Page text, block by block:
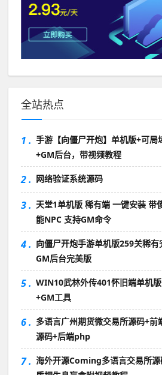
全站热点
1 . 手游【向僵尸开炮】单机版+可局
+GM后台，带视频教程
2 . 网络验证系统源码
3 . 天堂1单机版 稀有端 一键安装 带
能NPC 支持GM命令
4 . 向僵尸开炮手游单机版259关稀有
GM后台完美版
5 . WIN10武林外传401怀旧端单机
+GM工具
6 . 多语言广州期货微交易所源码+
源码+后端php
7 . 海外开源Coming多语言交易所源